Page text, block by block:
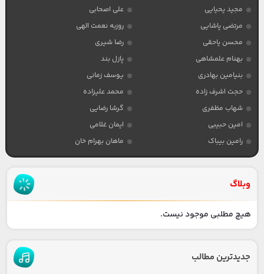
مجید یحیایی
علی اصحابی
مرتضی پاشایی
روزبه نعمت الهی
محسن یاحقی
رضا شیری
بهنام علمشاهی
پازل بند
بنیامین بهادری
یوسف زمانی
حجت اشرف زاده
محمد علیزاده
شهاب مظفری
گرشا رضایی
امین حبیبی
ایمان غلامی
رامین بیباک
ماهان بهرام خان
وبلاگ
هیچ مطلبی موجود نیست.
جدیدترین مطالب